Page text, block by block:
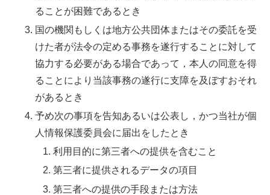
ることが困難であるとき
国の機関もしくは地方公共団体またはその委託を受
けた者が法令の定める事務を遂行することに対して
協力する必要がある場合であって，本人の同意を得
ることにより当該事務の遂行に支障を及ぼすおそれ
があるとき
予め次の事項を告知あるいは公表し，かつ当社が個
人情報保護委員会に届出をしたとき
利用目的に第三者への提供を含むこと
第三者に提供されるデータの項目
第三者への提供の手段または方法